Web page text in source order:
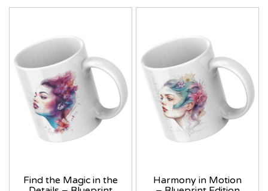
Harmony in Motion
Find the Magic in the